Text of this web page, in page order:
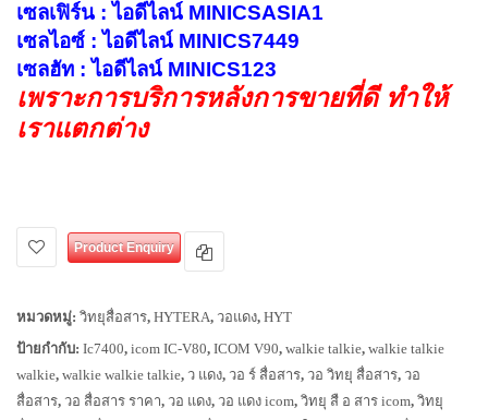
เซลเฟิร์น : ไอดีไลน์ MINICSASIA1
เซลไอซ์ : ไอดีไลน์ MINICS7449
เซลฮัท : ไอดีไลน์ MINICS123
เพราะการบริการหลังการขายที่ดี ทำให้
เราแตกต่าง
Product Enquiry
หมวดหมู่: วิทยุสื่อสาร, HYTERA, วอแดง, HYT
ป้ายกำกับ: Ic7400, icom IC-V80, ICOM V90, walkie talkie, walkie talkie
walkie, walkie walkie talkie, ว แดง, วอ ร์ สื่อสาร, วอ วิทยุ สื่อสาร, วอ
สื่อสาร, วอ สื่อสาร ราคา, วอ แดง, วอ แดง icom, วิทยุ สื อ สาร icom, วิทยุ